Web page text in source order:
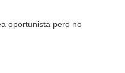
oportunista pero no